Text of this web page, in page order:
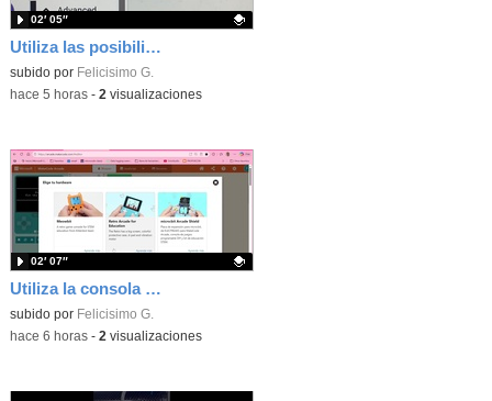
Utiliza las posibilidades de tu microbit programando com MakeCode para medir temperatura y nivel de luz con Datalogger
Contenido educativo.
subido por Felicisimo G.
02′ 05″
-hace 5 horas- 2 visualizaciones
Utiliza la consola Mewbit de Kittenbot para llevar tus juegos arcade de MakeCode a tu mano
Contenido educativo.
subido por Felicisimo G.
02′ 07″
-hace 6 horas- 2 visualizaciones